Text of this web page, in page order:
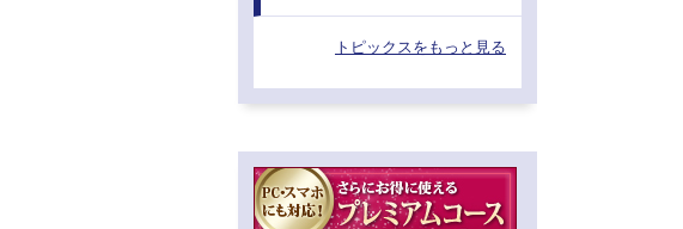
トピックスをもっと見る